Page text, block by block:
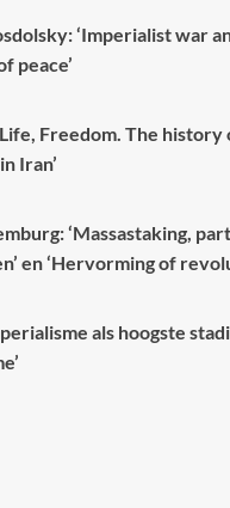
‘Imperialist war
peace’
Freedom. The
Iran’
‘Massastaking,
en ‘Hervorming of
als hoogste